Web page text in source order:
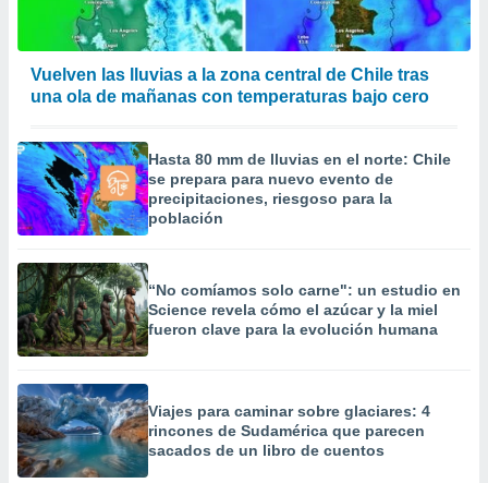
Vuelven las lluvias a la zona central de Chile tras
una ola de mañanas con temperaturas bajo cero
Hasta 80 mm de lluvias en el norte: Chile
se prepara para nuevo evento de
precipitaciones, riesgoso para la
población
“No comíamos solo carne": un estudio en
Science revela cómo el azúcar y la miel
fueron clave para la evolución humana
Viajes para caminar sobre glaciares: 4
rincones de Sudamérica que parecen
sacados de un libro de cuentos